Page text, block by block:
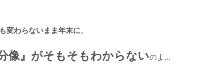
変わらないまま年末に。
像』がそもそもわからないのよ…